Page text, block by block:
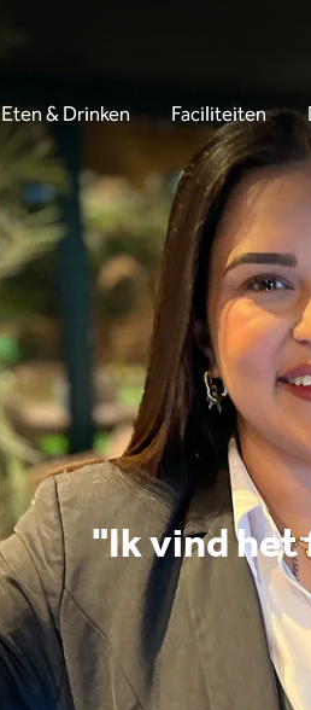
Eten & Drinken Faciliteiten
"Ik vind het